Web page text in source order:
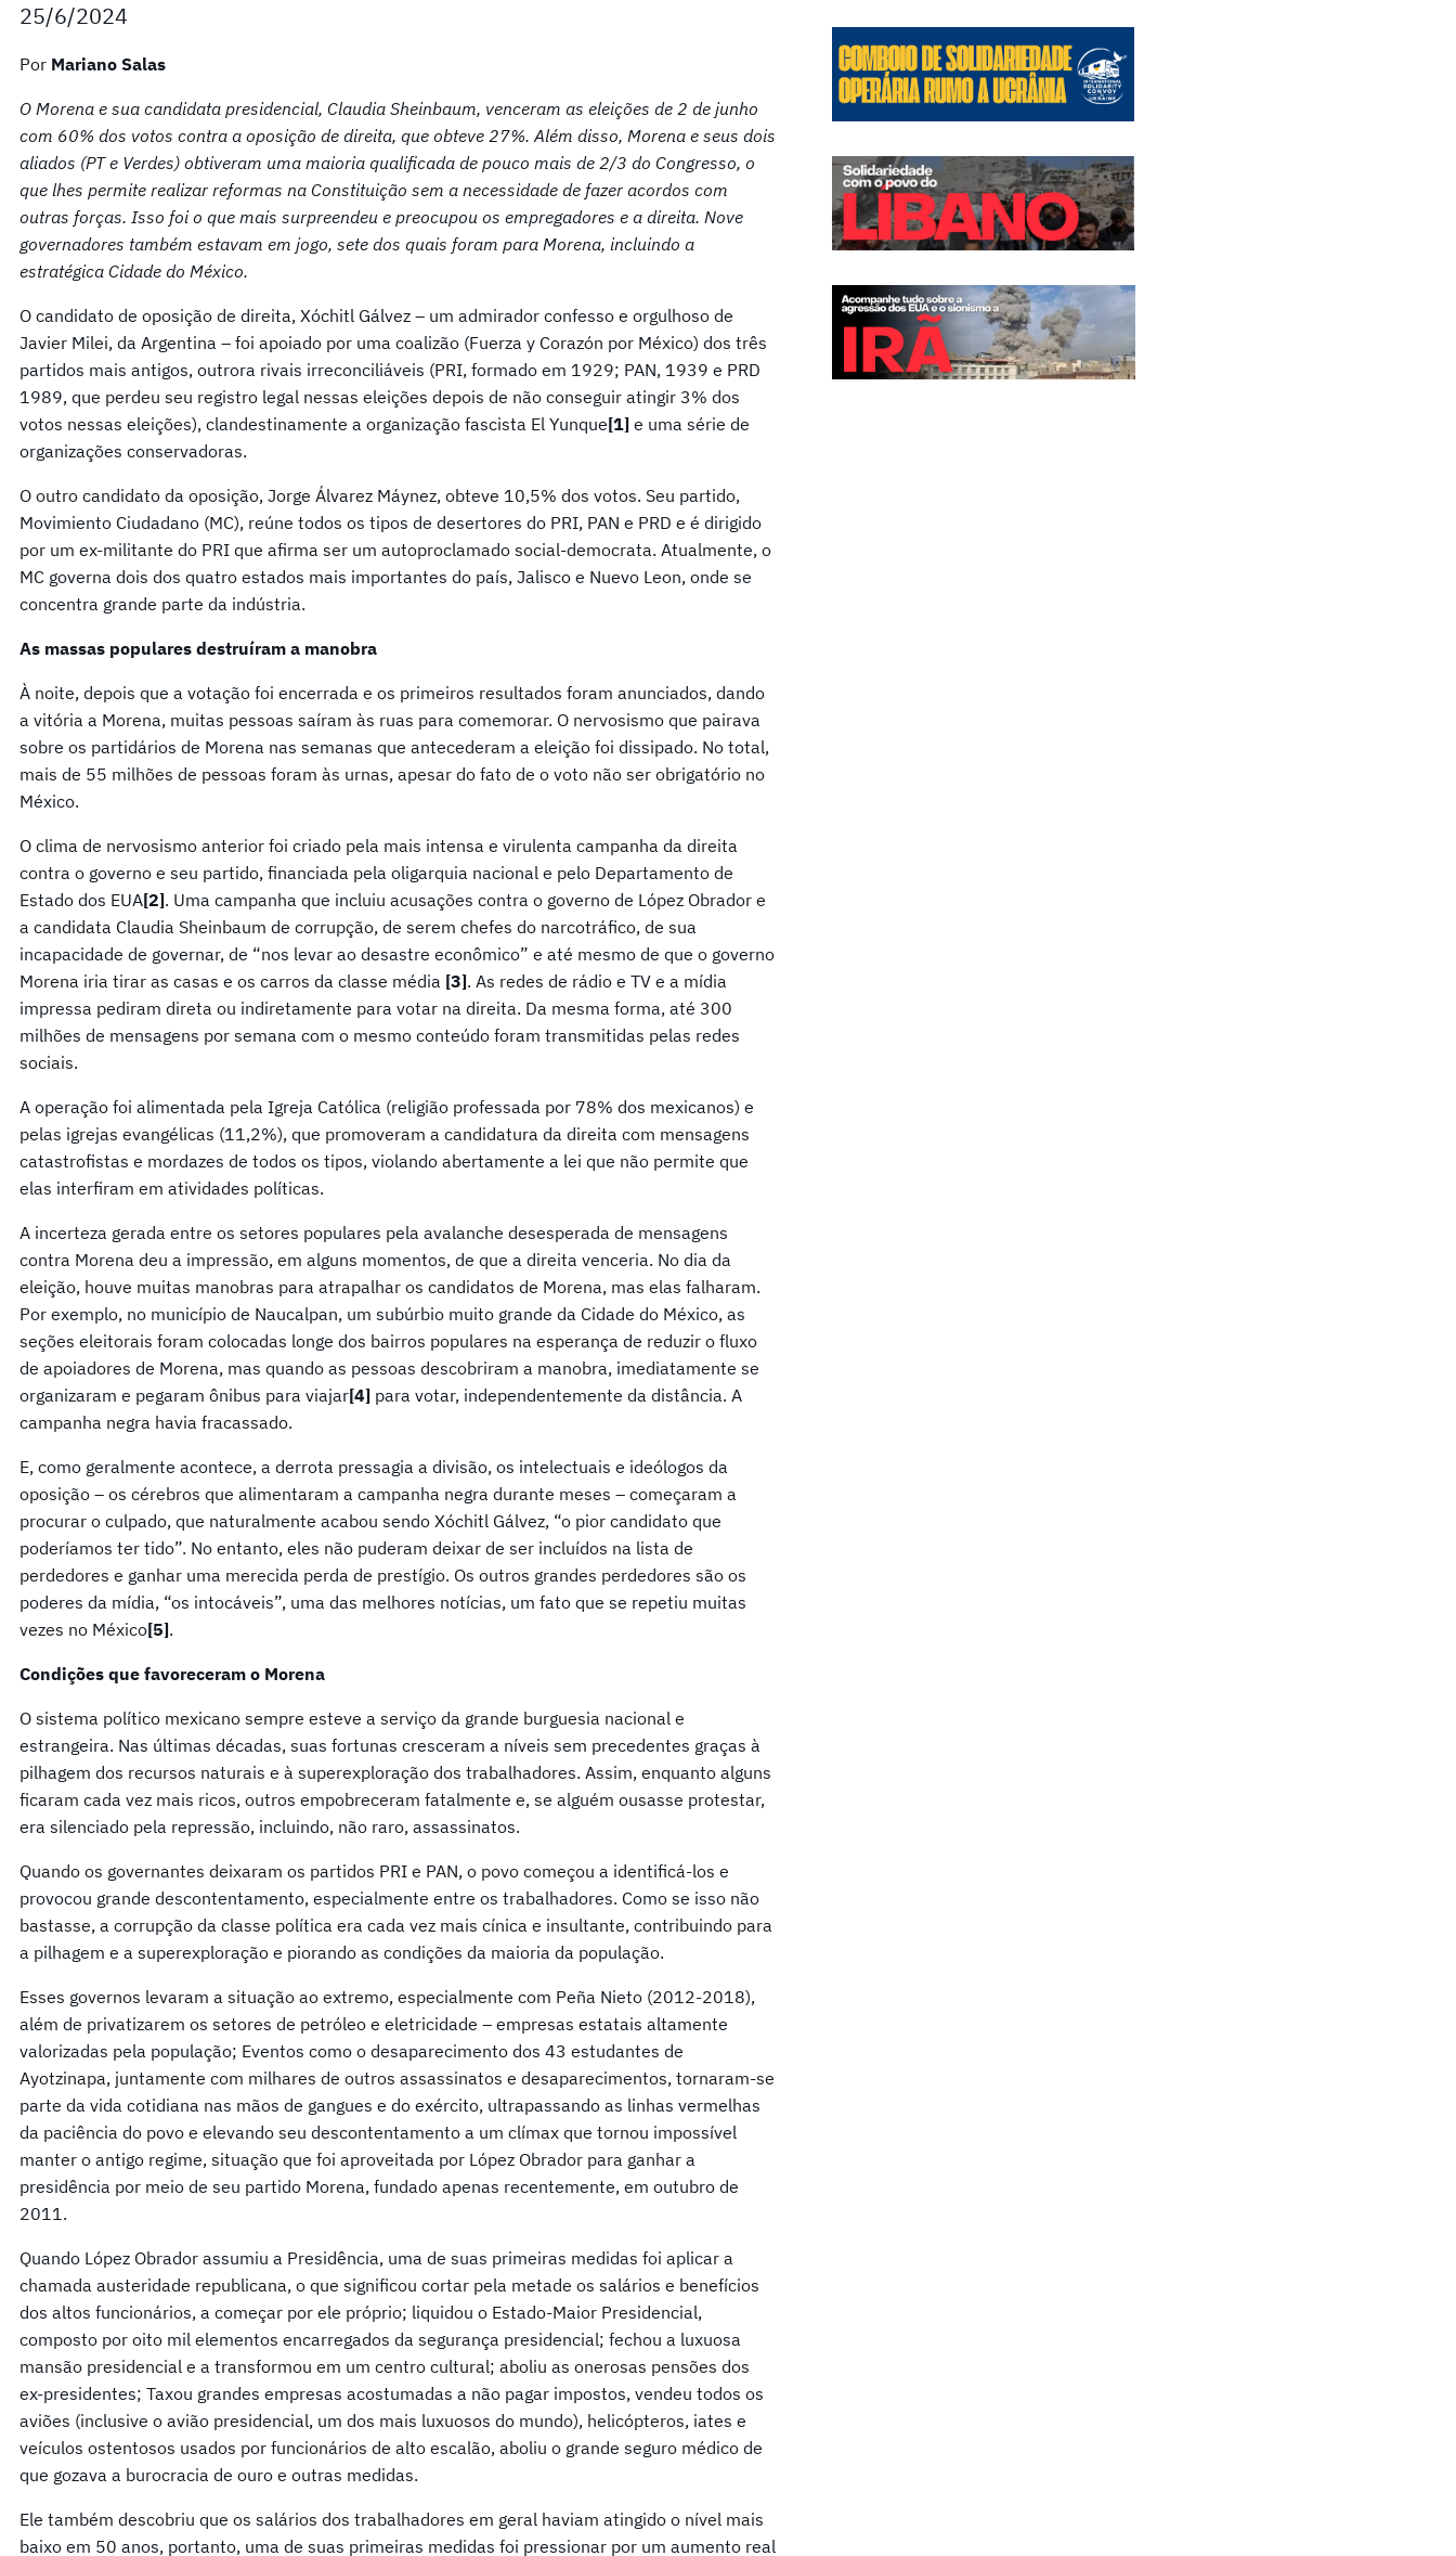
25/6/2024
Por Mariano Salas
O Morena e sua candidata presidencial, Claudia Sheinbaum, venceram as eleições de 2 de junho
com 60% dos votos contra a oposição de direita, que obteve 27%. Além disso, Morena e seus dois
aliados (PT e Verdes) obtiveram uma maioria qualificada de pouco mais de 2/3 do Congresso, o
que lhes permite realizar reformas na Constituição sem a necessidade de fazer acordos com
outras forças. Isso foi o que mais surpreendeu e preocupou os empregadores e a direita. Nove
governadores também estavam em jogo, sete dos quais foram para Morena, incluindo a
estratégica Cidade do México.
O candidato de oposição de direita, Xóchitl Gálvez – um admirador confesso e orgulhoso de
Javier Milei, da Argentina – foi apoiado por uma coalizão (Fuerza y Corazón por México) dos três
partidos mais antigos, outrora rivais irreconciliáveis (PRI, formado em 1929; PAN, 1939 e PRD
1989, que perdeu seu registro legal nessas eleições depois de não conseguir atingir 3% dos
votos nessas eleições), clandestinamente a organização fascista El Yunque[1] e uma série de
organizações conservadoras.
O outro candidato da oposição, Jorge Álvarez Máynez, obteve 10,5% dos votos. Seu partido,
Movimiento Ciudadano (MC), reúne todos os tipos de desertores do PRI, PAN e PRD e é dirigido
por um ex-militante do PRI que afirma ser um autoproclamado social-democrata. Atualmente, o
MC governa dois dos quatro estados mais importantes do país, Jalisco e Nuevo Leon, onde se
concentra grande parte da indústria.
As massas populares destruíram a manobra
À noite, depois que a votação foi encerrada e os primeiros resultados foram anunciados, dando
a vitória a Morena, muitas pessoas saíram às ruas para comemorar. O nervosismo que pairava
sobre os partidários de Morena nas semanas que antecederam a eleição foi dissipado. No total,
mais de 55 milhões de pessoas foram às urnas, apesar do fato de o voto não ser obrigatório no
México.
O clima de nervosismo anterior foi criado pela mais intensa e virulenta campanha da direita
contra o governo e seu partido, financiada pela oligarquia nacional e pelo Departamento de
Estado dos EUA[2]. Uma campanha que incluiu acusações contra o governo de López Obrador e
a candidata Claudia Sheinbaum de corrupção, de serem chefes do narcotráfico, de sua
incapacidade de governar, de “nos levar ao desastre econômico” e até mesmo de que o governo
Morena iria tirar as casas e os carros da classe média [3]. As redes de rádio e TV e a mídia
impressa pediram direta ou indiretamente para votar na direita. Da mesma forma, até 300
milhões de mensagens por semana com o mesmo conteúdo foram transmitidas pelas redes
sociais.
A operação foi alimentada pela Igreja Católica (religião professada por 78% dos mexicanos) e
pelas igrejas evangélicas (11,2%), que promoveram a candidatura da direita com mensagens
catastrofistas e mordazes de todos os tipos, violando abertamente a lei que não permite que
elas interfiram em atividades políticas.
A incerteza gerada entre os setores populares pela avalanche desesperada de mensagens
contra Morena deu a impressão, em alguns momentos, de que a direita venceria. No dia da
eleição, houve muitas manobras para atrapalhar os candidatos de Morena, mas elas falharam.
Por exemplo, no município de Naucalpan, um subúrbio muito grande da Cidade do México, as
seções eleitorais foram colocadas longe dos bairros populares na esperança de reduzir o fluxo
de apoiadores de Morena, mas quando as pessoas descobriram a manobra, imediatamente se
organizaram e pegaram ônibus para viajar[4] para votar, independentemente da distância. A
campanha negra havia fracassado.
E, como geralmente acontece, a derrota pressagia a divisão, os intelectuais e ideólogos da
oposição – os cérebros que alimentaram a campanha negra durante meses – começaram a
procurar o culpado, que naturalmente acabou sendo Xóchitl Gálvez, “o pior candidato que
poderíamos ter tido”. No entanto, eles não puderam deixar de ser incluídos na lista de
perdedores e ganhar uma merecida perda de prestígio. Os outros grandes perdedores são os
poderes da mídia, “os intocáveis”, uma das melhores notícias, um fato que se repetiu muitas
vezes no México[5].
Condições que favoreceram o Morena
O sistema político mexicano sempre esteve a serviço da grande burguesia nacional e
estrangeira. Nas últimas décadas, suas fortunas cresceram a níveis sem precedentes graças à
pilhagem dos recursos naturais e à superexploração dos trabalhadores. Assim, enquanto alguns
ficaram cada vez mais ricos, outros empobreceram fatalmente e, se alguém ousasse protestar,
era silenciado pela repressão, incluindo, não raro, assassinatos.
Quando os governantes deixaram os partidos PRI e PAN, o povo começou a identificá-los e
provocou grande descontentamento, especialmente entre os trabalhadores. Como se isso não
bastasse, a corrupção da classe política era cada vez mais cínica e insultante, contribuindo para
a pilhagem e a superexploração e piorando as condições da maioria da população.
Esses governos levaram a situação ao extremo, especialmente com Peña Nieto (2012-2018),
além de privatizarem os setores de petróleo e eletricidade – empresas estatais altamente
valorizadas pela população; Eventos como o desaparecimento dos 43 estudantes de
Ayotzinapa, juntamente com milhares de outros assassinatos e desaparecimentos, tornaram-se
parte da vida cotidiana nas mãos de gangues e do exército, ultrapassando as linhas vermelhas
da paciência do povo e elevando seu descontentamento a um clímax que tornou impossível
manter o antigo regime, situação que foi aproveitada por López Obrador para ganhar a
presidência por meio de seu partido Morena, fundado apenas recentemente, em outubro de
2011.
Quando López Obrador assumiu a Presidência, uma de suas primeiras medidas foi aplicar a
chamada austeridade republicana, o que significou cortar pela metade os salários e benefícios
dos altos funcionários, a começar por ele próprio; liquidou o Estado-Maior Presidencial,
composto por oito mil elementos encarregados da segurança presidencial; fechou a luxuosa
mansão presidencial e a transformou em um centro cultural; aboliu as onerosas pensões dos
ex-presidentes; Taxou grandes empresas acostumadas a não pagar impostos, vendeu todos os
aviões (inclusive o avião presidencial, um dos mais luxuosos do mundo), helicópteros, iates e
veículos ostentosos usados por funcionários de alto escalão, aboliu o grande seguro médico de
que gozava a burocracia de ouro e outras medidas.
Ele também descobriu que os salários dos trabalhadores em geral haviam atingido o nível mais
baixo em 50 anos, portanto, uma de suas primeiras medidas foi pressionar por um aumento real